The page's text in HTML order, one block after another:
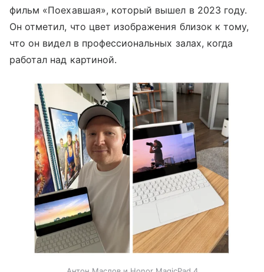
фильм «Поехавшая», который вышел в 2023 году.
Он отметил, что цвет изображения близок к тому,
что он видел в профессиональных залах, когда
работал над картиной.